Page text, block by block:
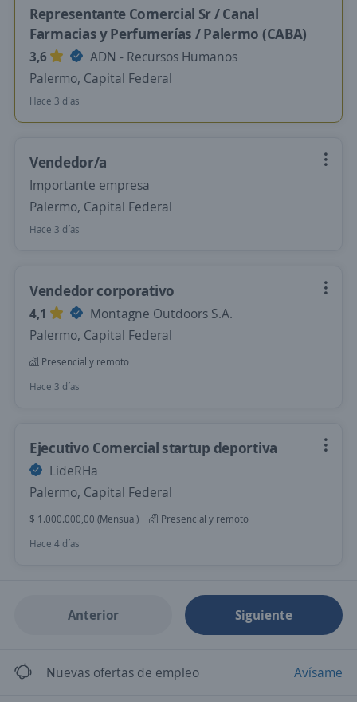
Representante Comercial Sr / Canal
Farmacias y Perfumerías / Palermo (CABA)
3,6
ADN - Recursos Humanos
Palermo, Capital Federal
Hace 3 días
Vendedor/a
Importante empresa
Palermo, Capital Federal
Hace 3 días
Vendedor corporativo
4,1
Montagne Outdoors S.A.
Palermo, Capital Federal
Presencial y remoto
Hace 3 días
Ejecutivo Comercial startup deportiva
LideRHa
Palermo, Capital Federal
$ 1.000.000,00 (Mensual)
Presencial y remoto
Hace 4 días
Anterior Siguiente
Nuevas ofertas de empleo Avísame